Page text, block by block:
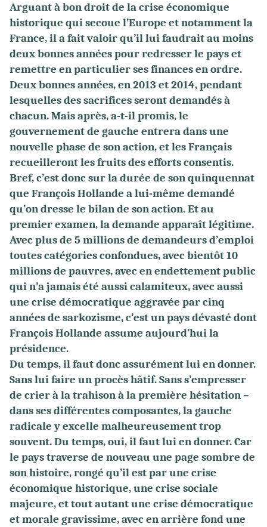
Arguant à bon droit de la crise économique
historique qui secoue l’Europe et notamment la
France, il a fait valoir qu’il lui faudrait au moins
deux bonnes années pour redresser le pays et
remettre en particulier ses finances en ordre.
Deux bonnes années, en 2013 et 2014, pendant
lesquelles des sacrifices seront demandés à
chacun. Mais après, a-t-il promis, le
gouvernement de gauche entrera dans une
nouvelle phase de son action, et les Français
recueilleront les fruits des efforts consentis.
Bref, c’est donc sur la durée de son quinquennat
que François Hollande a lui-même demandé
qu’on dresse le bilan de son action. Et au
premier examen, la demande apparaît légitime.
Avec plus de 5 millions de demandeurs d’emploi
toutes catégories confondues, avec bientôt 10
millions de pauvres, avec en endettement public
qui n’a jamais été aussi calamiteux, avec aussi
une crise démocratique aggravée par cinq
années de sarkozisme, c’est un pays dévasté dont
François Hollande assume aujourd’hui la
présidence.
Du temps, il faut donc assurément lui en donner.
Sans lui faire un procès hâtif. Sans s’empresser
de crier à la trahison à la première hésitation –
dans ses différentes composantes, la gauche
radicale y excelle malheureusement trop
souvent. Du temps, oui, il faut lui en donner. Car
le pays traverse de nouveau une page sombre de
son histoire, rongé qu’il est par une crise
économique historique, une crise sociale
majeure, et tout autant une crise démocratique
et morale gravissime, avec en arrière fond une